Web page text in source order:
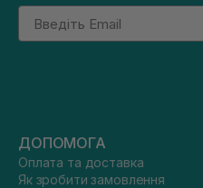
Email
ДОПОМОГА
Оплата та доставка
Як зробити замовлення